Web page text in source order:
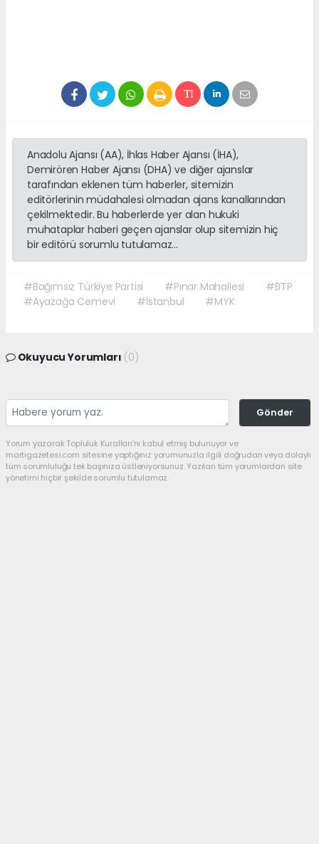
Anadolu Ajansı (AA), İhlas Haber Ajansı (İHA),
Demirören Haber Ajansı (DHA) ve diğer ajanslar
tarafından eklenen tüm haberler, sitemizin
editörlerinin müdahalesi olmadan ajans kanallarından
çekilmektedir. Bu haberlerde yer alan hukuki
muhataplar haberi geçen ajanslar olup sitemizin hiç
bir editörü sorumlu tutulamaz...
#Bağımsız Türkiye Partisi #Pınar Mahallesi
#BTP
#Ayazağa Cemevi
#İstanbul #MYK
Okuyucu Yorumları (0)
Gönder
Yorum yazarak Topluluk Kuralları’nı kabul etmiş bulunuyor ve
martigazetesi.com sitesine yaptığınız yorumunuzla ilgili doğrudan veya dolaylı
tüm sorumluluğu tek başınıza üstleniyorsunuz. Yazılan tüm yorumlardan site
yönetimi hiçbir şekilde sorumlu tutulamaz.